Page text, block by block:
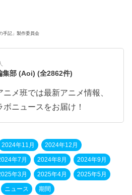
手記」製作委員会
集部 (Aoi)(全2862件)
メ班では最新アニメ情報、
ニュースをお届け！
2024年11月 2024年12月
年7月 2024年8月 2024年9月
年3月 2025年4月 2025年5月
ニュース 期間